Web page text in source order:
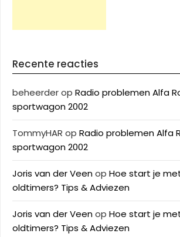
Recente reacties
beheerderop Radio problemen Alfa
sportwagon 2002
TommyHAR op Radio problemen Alfa
sportwagon 2002
Joris van der Veenop Hoe start je
oldtimers? Tips & Adviezen
Joris van der Veenop Hoe start je
oldtimers? Tips & Adviezen